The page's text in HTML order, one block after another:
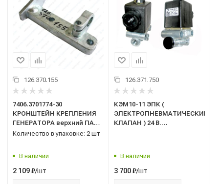
126.370.155
7406.3701774-30
КРОНШТЕЙН КРЕПЛЕНИЯ
ГЕНЕРАТОРА верхний ПАО
КАМАЗ
Количество в упаковке: 2 шт
В наличии
2 109₽/шт
126.371.750
КЭМ10-11 ЭПК (
ЭЛЕКТРОПНЕВМАТИЧЕСКИЙ
КЛАПАН ) 24 В.
В наличии
3 700₽/шт